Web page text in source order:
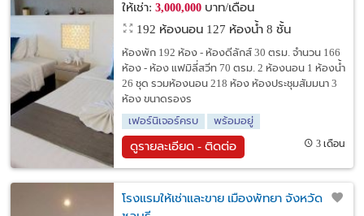
ให้เช่า: 3,000,000บาท/เดือน
192 ห้องนอน 127 ห้องน้ำ 8 ชั้น
ห้องพัก 192 ห้อง - ห้องดีลักส์ 30 ตรม. จำนวน 166
ห้อง - ห้อง แฟมิลี่สวีท 70 ตรม. 2 ห้องนอน 1 ห้องน้ำ
26 ชุด รวมห้องนอน 218 ห้อง ห้องประชุมสัมมนา 3
ห้อง ขนาดรองร
เฟอร์นิเจอร์ครบ
พร้อมอยู่
ดูรายละเอียด - ติดต่อ 3 เดือน
โรงแรมให้เช่าและขาย เมืองพัทยา จังหวัด